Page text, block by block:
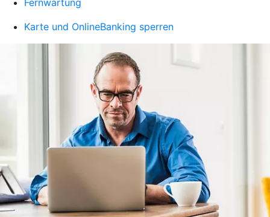
Fernwartung
Karte und OnlineBanking sperren